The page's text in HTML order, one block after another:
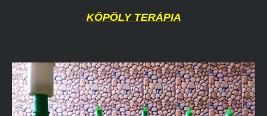
KÖPÖLY TERÁPIA